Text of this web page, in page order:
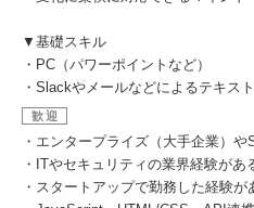
▼基礎スキル
・PC（パワーポイントなど）
・Slackやメールなどによるテキス
歓迎
・エンタープライズ（大手企業）
・ITやセキュリティの業界経験があ
・スタートアップで勤務した経験が